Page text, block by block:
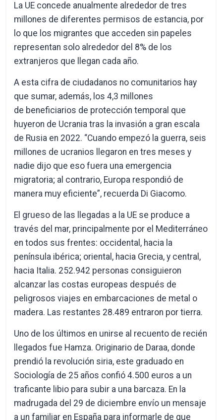
La UE concede anualmente alrededor de tres
millones de diferentes permisos de estancia, por
lo que los migrantes que acceden sin papeles
representan solo alrededor del 8% de los
extranjeros que llegan cada año.
A esta cifra de ciudadanos no comunitarios hay
que sumar, además, los 4,3 millones
de beneficiarios de protección temporal que
huyeron de Ucrania tras la invasión a gran escala
de Rusia en 2022. “Cuando empezó la guerra, seis
millones de ucranios llegaron en tres meses y
nadie dijo que eso fuera una emergencia
migratoria; al contrario, Europa respondió de
manera muy eficiente”, recuerda Di Giacomo.
El grueso de las llegadas a la UE se produce a
través del mar, principalmente por el Mediterráneo
en todos sus frentes: occidental, hacia la
península ibérica; oriental, hacia Grecia, y central,
hacia Italia. 252.942 personas consiguieron
alcanzar las costas europeas después de
peligrosos viajes en embarcaciones de metal o
madera. Las restantes 28.489 entraron por tierra.
Uno de los últimos en unirse al recuento de recién
llegados fue Hamza. Originario de Daraa, donde
prendió la revolución siria, este graduado en
Sociología de 25 años confió 4.500 euros a un
traficante libio para subir a una barcaza. En la
madrugada del 29 de diciembre envío un mensaje
a un familiar en España para informarle de que